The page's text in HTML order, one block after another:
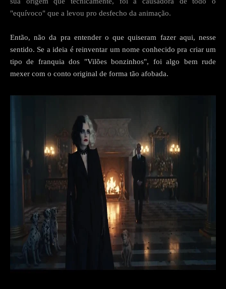
"equívoco" que a levou pro desfecho da animação.
Então, não da pra entender o que quiseram fazer aqui, nesse
sentido. Se a ideia é reinventar um nome conhecido pra criar um
tipo de franquia dos "Vilões bonzinhos", foi algo bem rude
mexer com o conto original de forma tão afobada.